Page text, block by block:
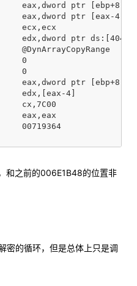
eax,dword ptr [ebp+8]
eax,dword ptr [eax-4]
ecx,ecx
edx,dword ptr
0
0
eax,dword ptr [ebp+8]
edx,[eax-4]
cx,7C00
eax,eax
00719364
和之前的006E1B48的位置非
密的循环，但是总体上只是调